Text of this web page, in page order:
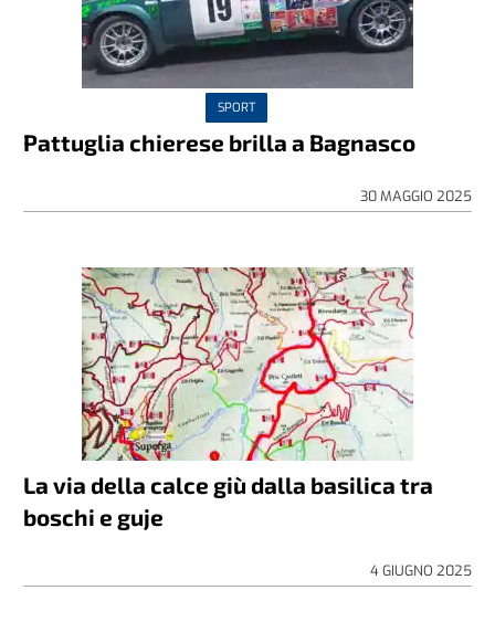
SPORT
Pattuglia chierese brilla a Bagnasco
30 MAGGIO 2025
La via della calce giù dalla basilica tra
boschi e guje
4 GIUGNO 2025